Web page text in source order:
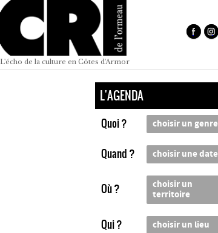
L'écho de la culture en Côtes d'Armor
L'AGENDA
Quoi ? choisir un genre
Quand ? choisir une date
Où ?
choisir un
territoire
Qui ? choisir un lieu